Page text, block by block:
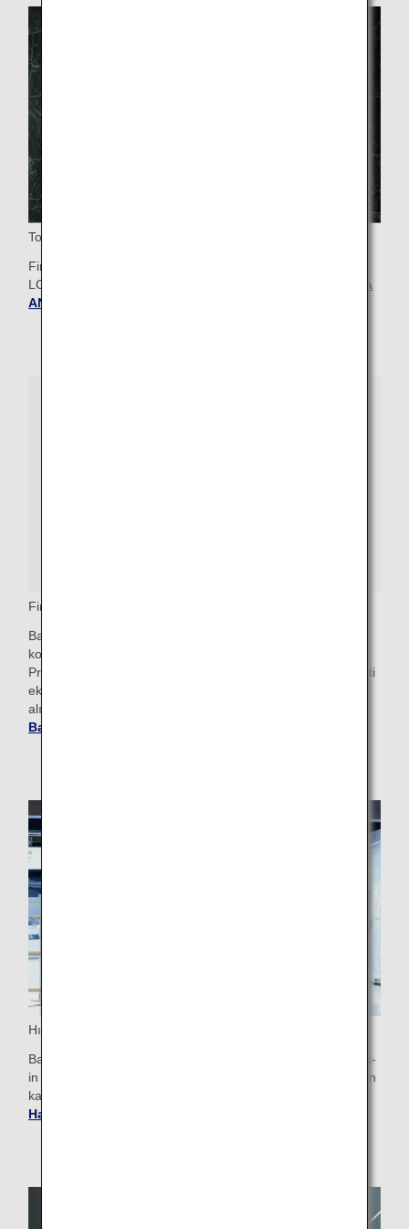
Tokyo Narita'da ANA SUITE CHECK-IN
First Class yolcuları, Narita Havaalanı'ndaki ANA SUITE
LOUNGE'DA uçuşlarına check-in yapabilir.
Tokyo Narita'da
ANA SUITE CHECK-IN hakkında ayrıntılı bilgi edinin
First Class Öncelikli Bagaj
Bavul vermek isteyen First Class yolcuları, bagaj teslim
kontuarına ilerlemelidir. Burada bagajlarına, üzerinde First
Priority veya First Class Priority ifadesi basılı bir bagaj etiketi
eklenecektir. Bu çantalar kolay ve hızlı bir şekilde geri
alınabilmeleri için Bagaj Alım bölümüne erken varacaktır.
Bagajlar Hakkında Ayrıntılı Bilgi
Hızlı Güvenlik Geçişi
Bazı havaalanları First Class yolcuları için Hızlı Geçiş check-
in sunarak güvenlik kontrolünü daha akıcı hale getirir. Lütfen
kalkış havaalanınızın havaalanı kılavuzunu kontrol edin.
Havaalanı ve Şehir Bilgilerini Edinin